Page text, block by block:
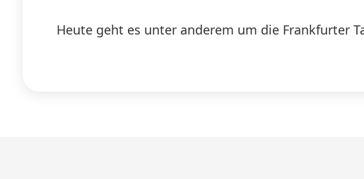
Heute geht es unter anderem um die Frankfurter